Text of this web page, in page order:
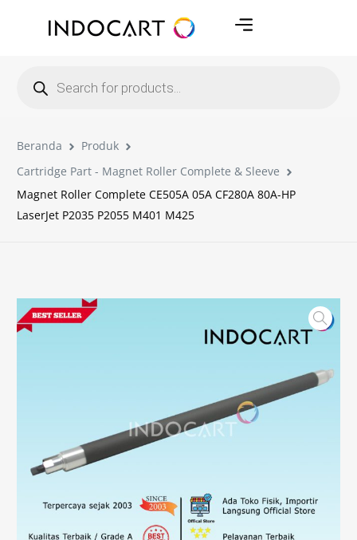
Beranda
Produk
Cartridge Part - Magnet Roller Complete & Sleeve
Magnet Roller Complete CE505A 05A CF280A 80A-HP
LaserJet P2035 P2055 M401 M425